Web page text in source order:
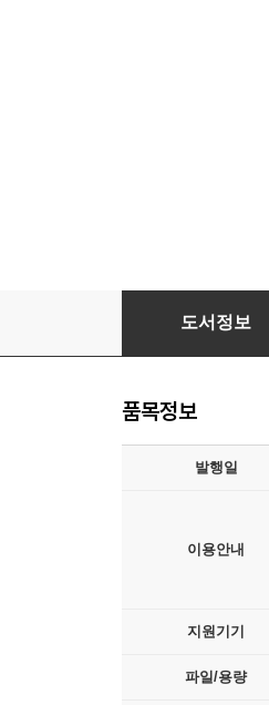
쉽게 풀어 쓴 노동법
도서정보
품목정보
발행일
이용안내
지원기기
파일/용량